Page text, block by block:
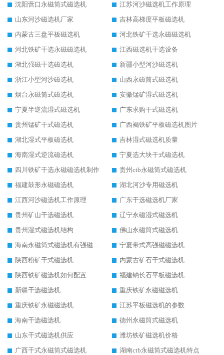
沈阳营口永磁筒式磁选机
江苏河沙磁选机工作原理
山东河沙磁选机厂家
吉林高梯度平板磁选机
内蒙古三盘平板磁选机
河北铁矿干选永磁磁选机
河北铁矿干选永磁磁选机
江西磁选机干选设备
湖北强磁干选磁选机
新疆小型河沙磁选机
浙江小型河沙磁选机
山西永磁筒式磁选机
烟台永磁筒式磁选机
安徽锰矿湿式磁选机
宁夏半逆流湿式磁选机
广东求购干式磁选机
贵州锰矿干式磁选机
广西褐铁矿平板磁选机图片
湖北湿式平板磁选机
吉林湿式磁选机质量
海南湿式逆流磁选机
宁夏选大块干式磁选机
四川铁矿干选永磁磁选机制作
贵州ctb永磁筒式磁选机
福建鼓形永磁磁选机
湖北河沙专用磁选机
江西河沙磁选机工作原理
广东干选磁选机厂家
贵州矿山干选磁选机
辽宁永磁湿式磁选机
贵州湿式磁选机结构
佛山永磁筒式磁选机
海南永磁筒式磁选机有强磁的吗
宁夏带式高强磁磁选机
陕西粉矿干式磁选机
内蒙古矿石干式磁选机
陕西铁矿磁选机如何配置
福建钠长石平板磁选机
新疆干选磁选机
重庆铁矿永磁磁选机
重庆铁矿永磁磁选机
江苏平板磁选机的参数
海南干选磁选机
德州永磁筒式磁选机
山东干式磁选机供应
潍坊铁矿磁选机价格
广西干式永磁筒式磁选机
湖南ctb永磁筒式磁选机特点